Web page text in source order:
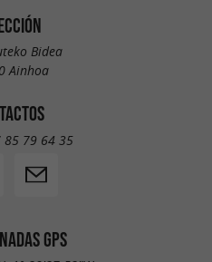
Bidea
Ainhoa
85 79 64 35
GPS